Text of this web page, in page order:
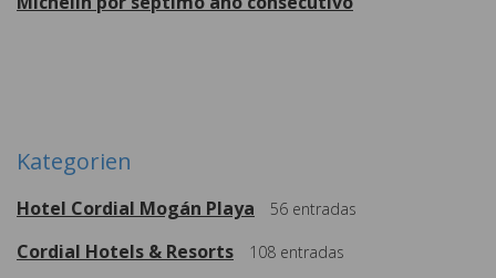
Kategorien
Hotel Cordial Mogán Playa 56 entradas
Cordial Hotels & Resorts 108 entradas